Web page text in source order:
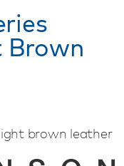
Brown
brown leather